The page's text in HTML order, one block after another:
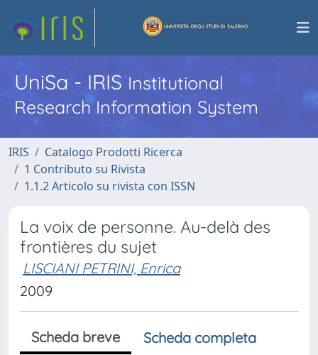
UniSa - IRISInstitutional
Research Information System
IRIS
Catalogo Prodotti Ricerca
1 Contributo su Rivista
1.1.2 Articolo su rivista con ISSN
La voix de personne. Au-delà des
frontières du sujet
LISCIANI PETRINI, Enrica
2009
Scheda breve
Scheda completa